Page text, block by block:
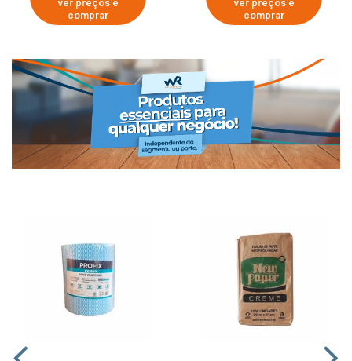
ver preços e
comprar
ver preços e
comprar